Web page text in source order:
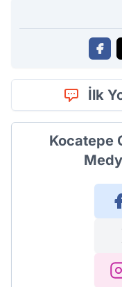
İlk
Kocatepe